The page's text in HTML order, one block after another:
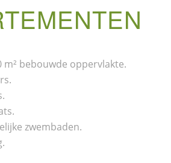
m² bebouwde oppervlakte.
zwembaden.